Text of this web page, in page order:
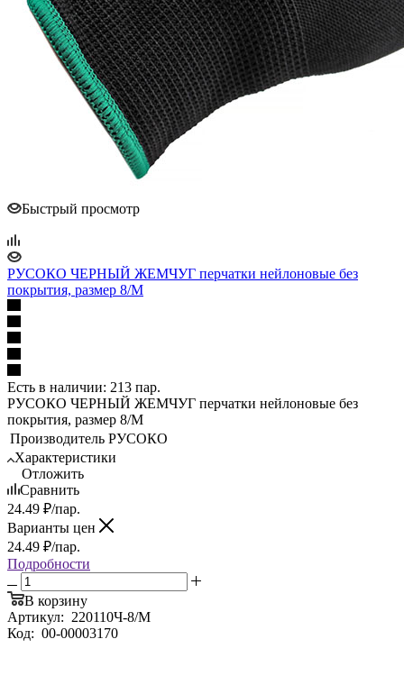
Быстрый просмотр
РУСОКО ЧЕРНЫЙ ЖЕМЧУГ перчатки нейлоновые без
покрытия, размер 8/M
Есть в наличии: 213 пар.
РУСОКО ЧЕРНЫЙ ЖЕМЧУГ перчатки нейлоновые без
покрытия, размер 8/M
Производитель РУСОКО
Характеристики
Отложить
Сравнить
24.49 ₽/пар.
Варианты цен
24.49 ₽/пар.
Подробности
В корзину
Артикул: 220110Ч-8/M
Код: 00-00003170